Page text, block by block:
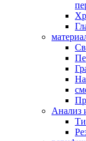
Анализ